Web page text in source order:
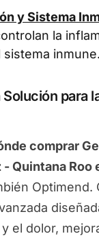
y Sistema
la
Solución para
comprar
Quintana Roo
Optimend.
el dolor,